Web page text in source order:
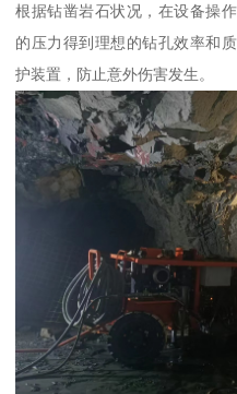
根据钻凿岩石状况，在设备操
的压力得到理想的钻孔效率和
护装置，防止意外伤害发生。